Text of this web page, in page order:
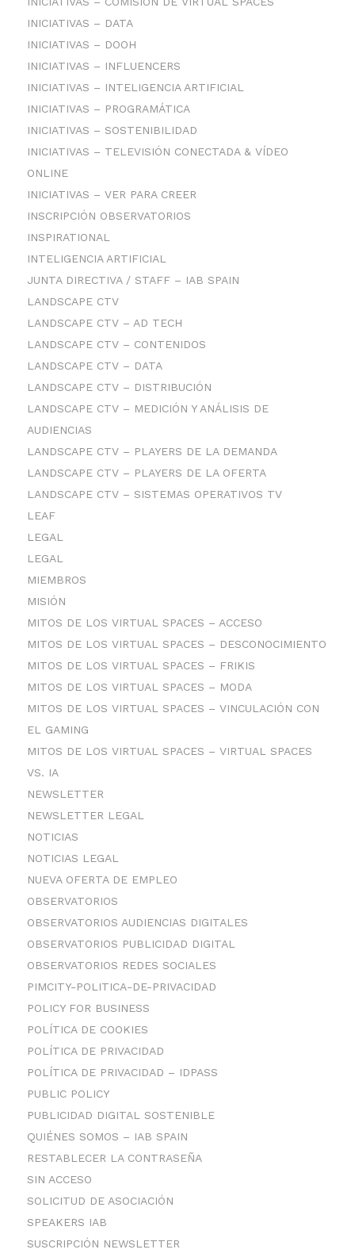
INICIATIVAS – DATA
INICIATIVAS – DOOH
INICIATIVAS – INFLUENCERS
INICIATIVAS – INTELIGENCIA ARTIFICIAL
INICIATIVAS – PROGRAMÁTICA
INICIATIVAS – SOSTENIBILIDAD
INICIATIVAS – TELEVISIÓN CONECTADA & VÍDEO
ONLINE
INICIATIVAS – VER PARA CREER
INSCRIPCIÓN OBSERVATORIOS
INSPIRATIONAL
INTELIGENCIA ARTIFICIAL
JUNTA DIRECTIVA / STAFF – IAB SPAIN
LANDSCAPE CTV
LANDSCAPE CTV – AD TECH
LANDSCAPE CTV – CONTENIDOS
LANDSCAPE CTV – DATA
LANDSCAPE CTV – DISTRIBUCIÓN
LANDSCAPE CTV – MEDICIÓN Y ANÁLISIS DE
AUDIENCIAS
LANDSCAPE CTV – PLAYERS DE LA DEMANDA
LANDSCAPE CTV – PLAYERS DE LA OFERTA
LANDSCAPE CTV – SISTEMAS OPERATIVOS TV
LEAF
LEGAL
LEGAL
MIEMBROS
MISIÓN
MITOS DE LOS VIRTUAL SPACES – ACCESO
MITOS DE LOS VIRTUAL SPACES – DESCONOCIMIENTO
MITOS DE LOS VIRTUAL SPACES – FRIKIS
MITOS DE LOS VIRTUAL SPACES – MODA
MITOS DE LOS VIRTUAL SPACES – VINCULACIÓN CON
EL GAMING
MITOS DE LOS VIRTUAL SPACES – VIRTUAL SPACES
VS. IA
NEWSLETTER
NEWSLETTER LEGAL
NOTICIAS
NOTICIAS LEGAL
NUEVA OFERTA DE EMPLEO
OBSERVATORIOS
OBSERVATORIOS AUDIENCIAS DIGITALES
OBSERVATORIOS PUBLICIDAD DIGITAL
OBSERVATORIOS REDES SOCIALES
PIMCITY-POLITICA-DE-PRIVACIDAD
POLICY FOR BUSINESS
POLÍTICA DE COOKIES
POLÍTICA DE PRIVACIDAD
POLÍTICA DE PRIVACIDAD – IDPASS
PUBLIC POLICY
PUBLICIDAD DIGITAL SOSTENIBLE
QUIÉNES SOMOS – IAB SPAIN
RESTABLECER LA CONTRASEÑA
SIN ACCESO
SOLICITUD DE ASOCIACIÓN
SPEAKERS IAB
SUSCRIPCIÓN NEWSLETTER